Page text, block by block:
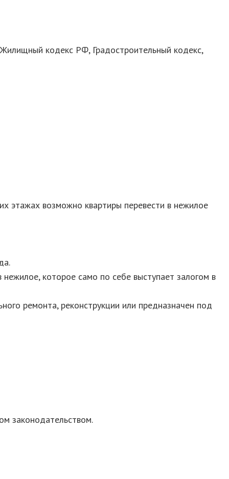
кодекс РФ, Градостроительный кодекс,
этажах возможно квартиры перевести в нежилое
которое само по себе выступает залогом в
ремонта, реконструкции или предназначен под
законодательством.